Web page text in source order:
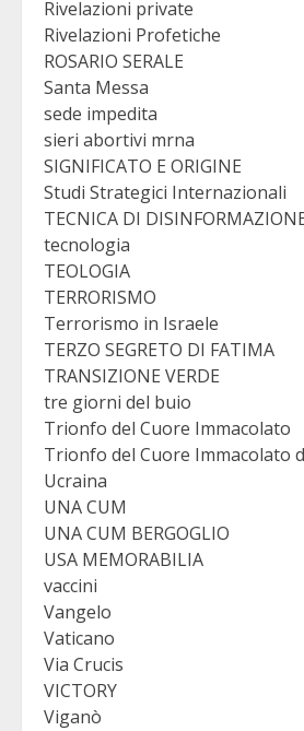
Rivelazioni private
Rivelazioni Profetiche
ROSARIO SERALE
Santa Messa
sede impedita
sieri abortivi mrna
SIGNIFICATO E ORIGINE
Studi Strategici Internazionali
TECNICA DI
tecnologia
TEOLOGIA
TERRORISMO
Terrorismo in Israele
TERZO SEGRETO DI FATIMA
TRANSIZIONE VERDE
tre giorni del buio
Trionfo del Cuore Immacolato
Trionfo del Cuore Immacolato
Ucraina
UNA CUM
UNA CUM BERGOGLIO
USA MEMORABILIA
vaccini
Vangelo
Vaticano
Via Crucis
VICTORY
Viganò